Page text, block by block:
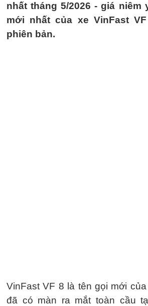
nhất tháng 5/2026 - giá niêm
mới nhất của xe VinFast
phiên bản.
VinFast VF 8 là tên gọi mới
đã có màn ra mắt toàn cầu